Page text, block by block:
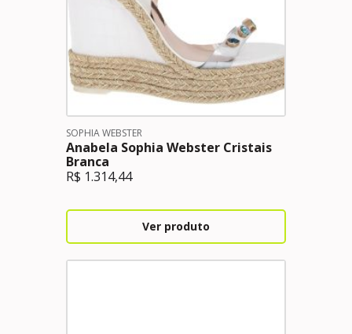
SOPHIA WEBSTER
Anabela Sophia Webster Cristais
Branca
R$ 1.314,44
Ver produto